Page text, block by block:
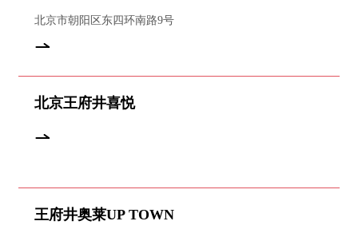
北京市朝阳区东四环南路9号
北京王府井喜悦
王府井奥莱UP TOWN